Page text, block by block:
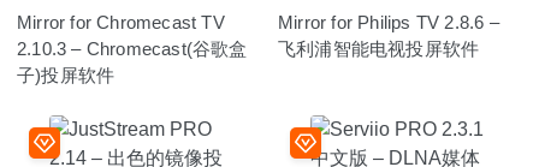
Mirror for Chromecast TV
2.10.3 – Chromecast(谷歌盒
子)投屏软件
Mirror for Philips TV 2.8.6 –
飞利浦智能电视投屏软件